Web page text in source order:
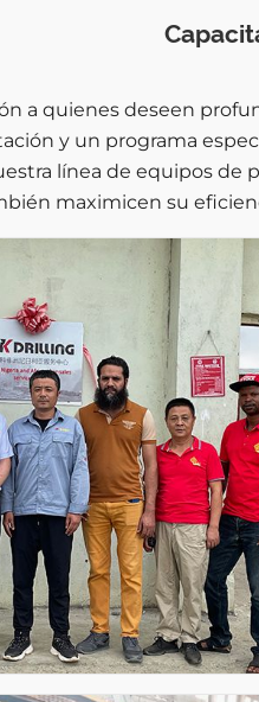
a quienes deseen
y un programa
línea de equipos de
maximicen su